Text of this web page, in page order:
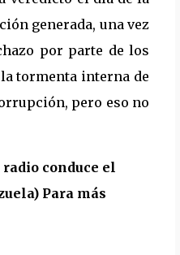
generada, una vez
por parte de los
tormenta interna de
pero eso no
conduce el
Para más